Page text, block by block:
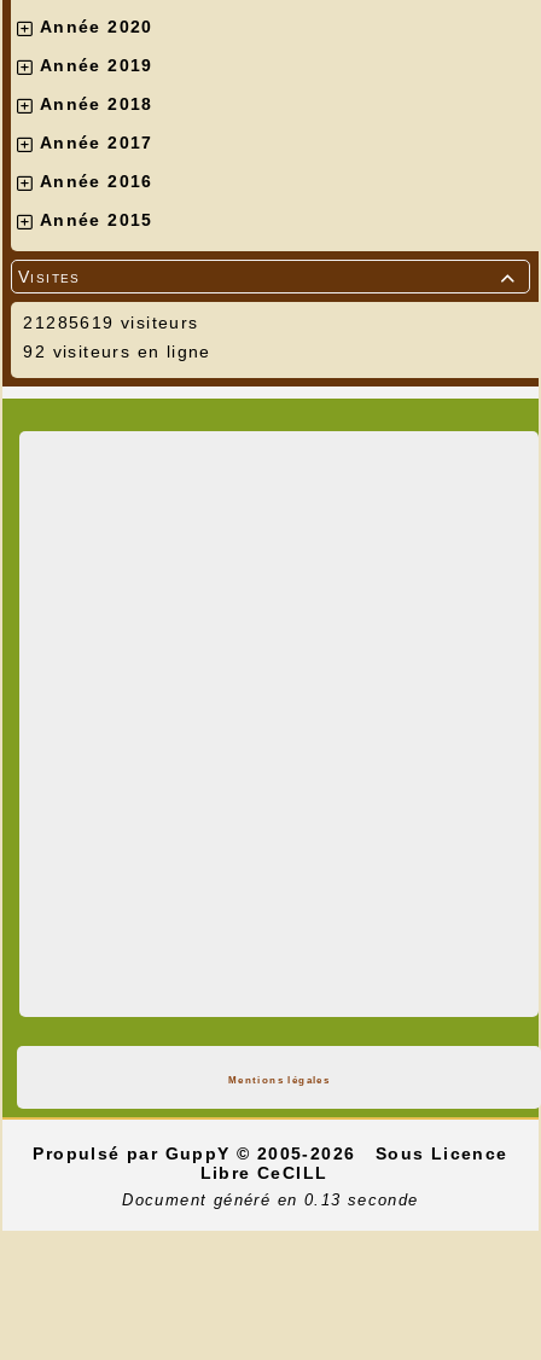
Année 2020
Année 2019
Année 2018
Année 2017
Année 2016
Année 2015

Visites
21285619 visiteurs
92 visiteurs en ligne
Mentions légales
Propulsé par GuppY© 2005-2026
Sous Licence
Libre CeCILL
Document généré en 0.13 seconde